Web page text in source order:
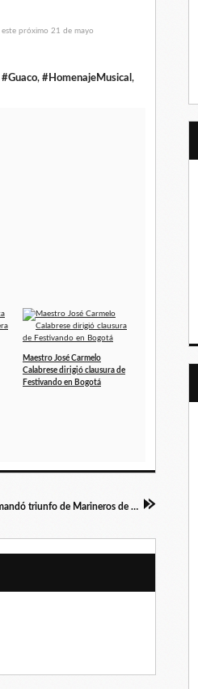
#Guaco, #HomenajeMusical ,
Maestro José Carmelo
Calabrese dirigió clausura de
Festivando en Bogotá
Grand Slam de Yoel Yanqui comandó triunfo de Marineros de Carabobo frente a Líderes de Miranda en Valencia